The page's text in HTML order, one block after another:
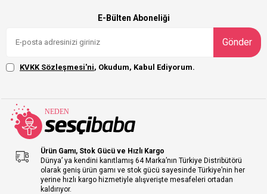
E-Bülten Aboneliği
Gönder
KVKK Sözleşmesi'ni, Okudum, Kabul Ediyorum.
Ürün Gamı, Stok Gücü ve Hızlı Kargo
Dünya’ ya kendini kanıtlamış 64 Marka’nın Türkiye Distribütörü
olarak geniş ürün gamı ve stok gücü sayesinde Türkiye’nin her
yerine hızlı kargo hizmetiyle alışverişte mesafeleri ortadan
kaldırıyor.